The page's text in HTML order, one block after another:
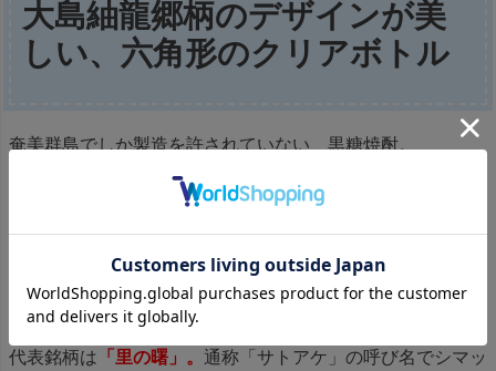
大島紬龍郷柄のデザインが美
しい、六角形のクリアボトル
奄美群島でしか製造を許されていない、黒糖焼酎。
が特徴ですが、糖分はゼロという、健康志向の方にもおすす
町田酒造は龍郷町にある蔵元さん。
代表銘柄は 「里の曙」。 通称「サトアケ」の呼び名でシマッ